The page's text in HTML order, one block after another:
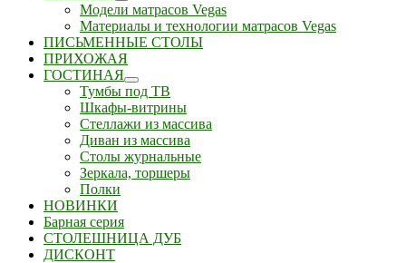
Модели матрасов Vegas
Материалы и технологии матрасов Vegas
ПИСЬМЕННЫЕ СТОЛЫ
ПРИХОЖАЯ
ГОСТИНАЯ
Тумбы под ТВ
Шкафы-витрины
Стеллажи из массива
Диван из массива
Столы журнальные
Зеркала, торшеры
Полки
НОВИНКИ
Барная серия
СТОЛЕШНИЦА ДУБ
ДИСКОНТ